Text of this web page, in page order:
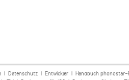
| Datenschutz| Entwickler| Handbuch phonostar-